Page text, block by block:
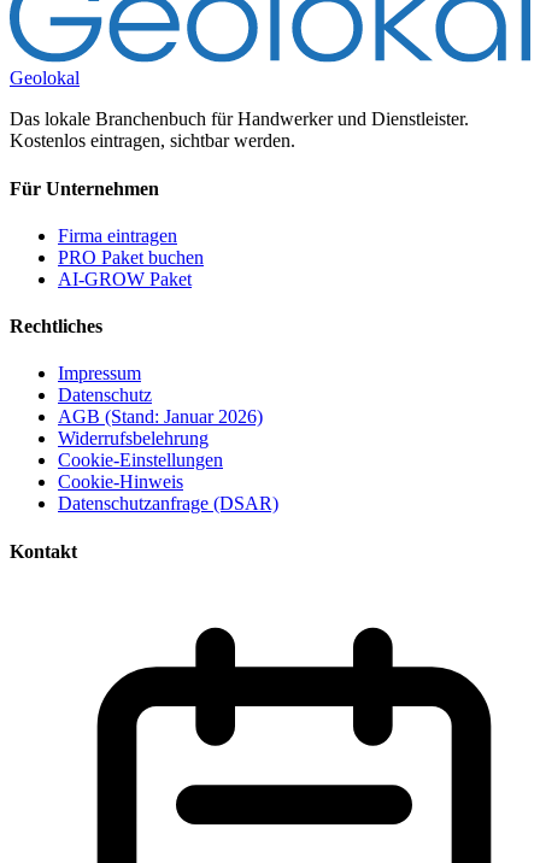
Geolokal
Das lokale Branchenbuch für Handwerker und Dienstleister.
Kostenlos eintragen, sichtbar werden.
Für Unternehmen
Firma eintragen
PRO Paket buchen
AI-GROW Paket
Rechtliches
Impressum
Datenschutz
AGB (Stand: Januar 2026)
Widerrufsbelehrung
Cookie-Einstellungen
Cookie-Hinweis
Datenschutzanfrage (DSAR)
Kontakt